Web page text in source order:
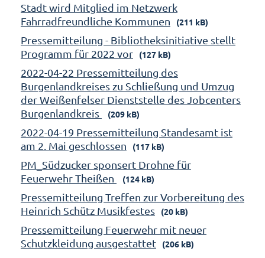
Stadt wird Mitglied im Netzwerk
Fahrradfreundliche Kommunen
(211 kB)
Pressemitteilung - Bibliotheksinitiative stellt
Programm für 2022 vor
(127 kB)
2022-04-22 Pressemitteilung des
Burgenlandkreises zu Schließung und Umzug
der Weißenfelser Dienststelle des Jobcenters
Burgenlandkreis
(209 kB)
2022-04-19 Pressemitteilung Standesamt ist
am 2. Mai geschlossen
(117 kB)
PM_Südzucker sponsert Drohne für
Feuerwehr Theißen
(124 kB)
Pressemitteilung Treffen zur Vorbereitung des
Heinrich Schütz Musikfestes
(20 kB)
Pressemitteilung Feuerwehr mit neuer
Schutzkleidung ausgestattet
(206 kB)